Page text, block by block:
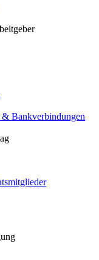
Bankverbindungen